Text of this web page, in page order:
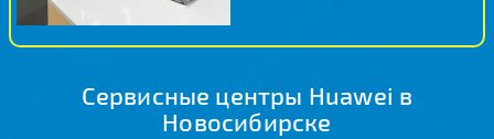
Сервисные центры Huawei в
Новосибирске